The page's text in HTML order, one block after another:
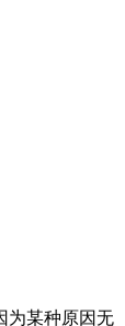
为某种原因无